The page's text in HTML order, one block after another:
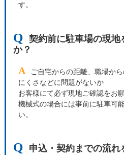
す。
Q
契約前に駐車場の現
か？
A
ご自宅からの距離、職場か
にくさなどに問題がないか
お客様にて必ず現地ご確認をお
機械式の場合には事前に駐車可
い。
Q 申込・契約までの流